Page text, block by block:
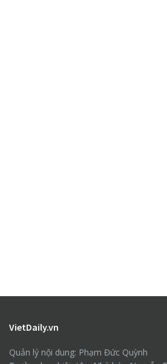
VietDaily.vn
Quản lý nội dung: Phạm Đức Quỳnh